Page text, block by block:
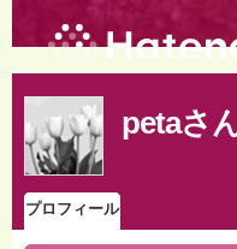
petaさ
プロフィール